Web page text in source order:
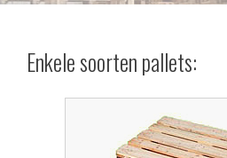
Enkele soorten pallets: